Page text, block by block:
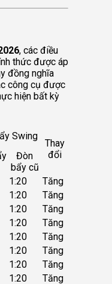
, các điều
thức được áp
đồng nghĩa
công cụ được
hiện bất kỳ
Swing
Thay
đổi
Đòn
bẩy cũ
1:20
Tăng
1:20
Tăng
1:20
Tăng
1:20
Tăng
1:20
Tăng
1:20
Tăng
1:20
Tăng
1:20
Tăng